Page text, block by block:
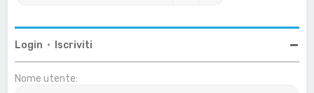
Login • Iscriviti
Nome utente: